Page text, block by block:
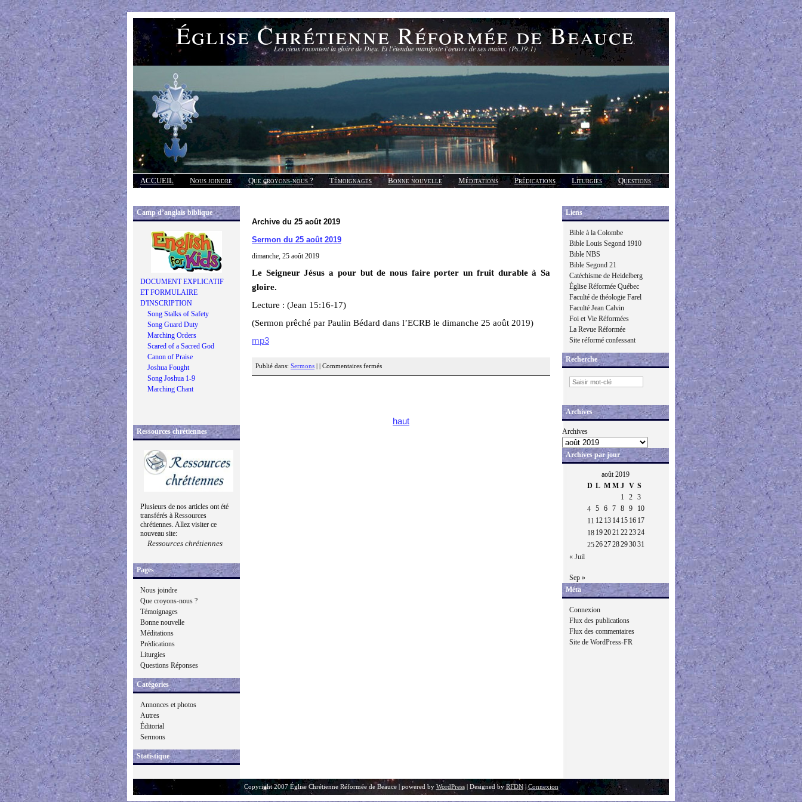
Église Chrétienne Réformée de Beauce
Les cieux racontent la gloire de Dieu. Et l'étendue manifeste l'oeuvre de ses mains. (Ps.19:1)
ACCUEIL Nous joindre Que croyons-nous ? Témoignages Bonne nouvelle Méditations Prédications Liturgies
Questions
Réponses
Camp d’anglais biblique
DOCUMENT EXPLICATIF
ET FORMULAIRE
D'INSCRIPTION
Song Stalks of Safety
Song Guard Duty
Marching Orders
Scared of a Sacred God
Canon of Praise
Joshua Fought
Song Joshua 1-9
Marching Chant
Ressources chrétiennes
Plusieurs de nos articles ont été
transférés à Ressources
chrétiennes. Allez visiter ce
nouveau site:
Ressources chrétiennes
Pages
Nous joindre
Que croyons-nous ?
Témoignages
Bonne nouvelle
Méditations
Prédications
Liturgies
Questions Réponses
Catégories
Annonces et photos
Autres
Éditorial
Sermons
Statistique
Archive du 25 août 2019
Sermon du 25 août 2019
dimanche, 25 août 2019
Le Seigneur Jésus a pour but de nous faire porter un fruit durable à Sa
gloire.
Lecture : (Jean 15:16-17)
(Sermon prêché par Paulin Bédard dans l’ECRB le dimanche 25 août 2019)
mp3
Publié dans: Sermons Commentaires fermés
haut
Liens
Bible à la Colombe
Bible Louis Segond 1910
Bible NBS
Bible Segond 21
Catéchisme de Heidelberg
Église Réformée Québec
Faculté de théologie Farel
Faculté Jean Calvin
Foi et Vie Réformées
La Revue Réformée
Site réformé confessant
Recherche
Archives
Archives
Archives par jour
août 2019
D L M M J V S
1
2
3
4
5 6 7 8 9
10
11 12 13 14 15 16 17
18 192021 222324
25262728293031
« Juil
Sep »
Méta
Connexion
Flux des publications
Flux des commentaires
Site de WordPress-FR
Copyright 2007 Église Chrétienne Réformée de Beauce | powered by WordPress| Designed byRFDN|Connexion